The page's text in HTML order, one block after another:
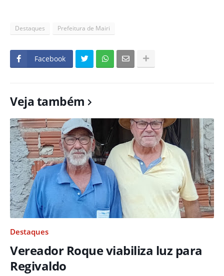
Destaques Prefeitura de Mairi
Facebook
Veja também
Destaques
Vereador Roque viabiliza luz para
Regivaldo